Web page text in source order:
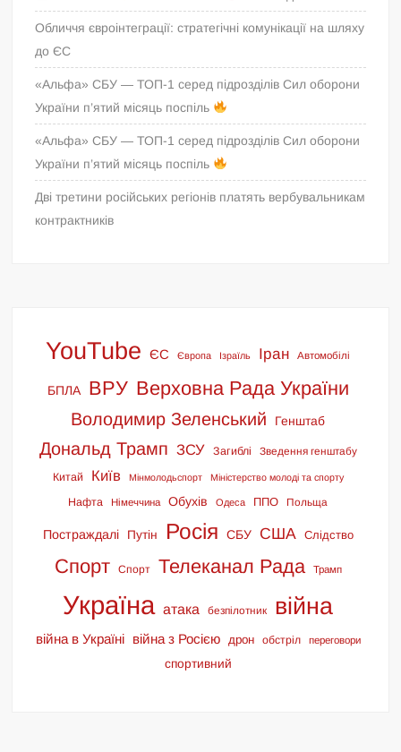
Обличчя євроінтеграції: стратегічні комунікації на шляху
до ЄС
«Альфа» СБУ — ТОП-1 серед підрозділів Сил оборони
України п’ятий місяць поспіль
«Альфа» СБУ — ТОП-1 серед підрозділів Сил оборони
України п’ятий місяць поспіль
Дві третини російських регіонів платять вербувальникам
контрактників
YouTube ЄС Європа Ізраїль Іран Автомобілі
БПЛА ВРУ Верховна Рада України
Володимир Зеленський Генштаб
Дональд Трамп ЗСУ Загиблі Зведення генштабу
Китай Київ Мінмолодьспорт Міністерство молоді та спорту
Нафта Німеччина Обухів Одеса ППО Польща
Постраждалі Путін Росія СБУ США Слідство
Спорт Спорт Телеканал Рада Трамп
Україна атака безпілотник війна
війна в Україні війна з Росією дрон обстріл переговори
спортивний